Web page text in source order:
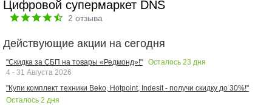
Цифровой супермаркет DNS
2 отзыва
Действующие акции на сегодня
"Скидка за СБП на товары «Редмонд»!" Осталось 23 дня
4 - 31 Августа 2026
"Купи комплект техники Beko, Hotpoint, Indesit - получи скидку до 30%!"
Осталось 2 дня